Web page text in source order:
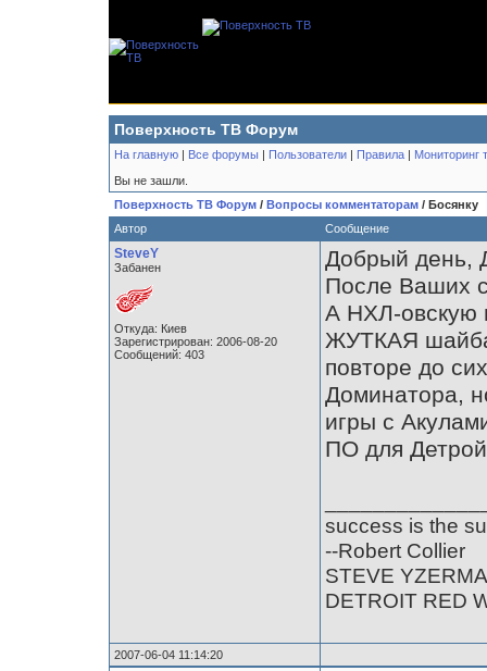
Поверхность ТВ Форум
На главную | Все форумы | Пользователи | Правила | Мониторинг
Вы не зашли.
Поверхность ТВ Форум / Вопросы комментаторам / Босянку
Автор
Сообщение
SteveY
Забанен
Откуда: Киев
Зарегистрирован: 2006-08-20
Сообщений: 403
Добрый день,
После Ваших
А НХЛ-овскую
ЖУТКАЯ шайба
повторе до
Доминатора,
игры с
ПО для
success is the
--Robert Collier
STEVE
DETROIT RED
2007-06-04 11:14:20